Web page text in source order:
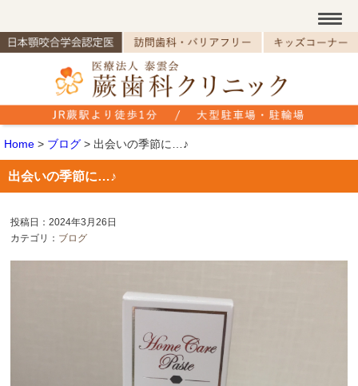
Home > ブログ > 出会いの季節に…♪
出会いの季節に…♪
投稿日：2024年3月26日
カテゴリ： ブログ